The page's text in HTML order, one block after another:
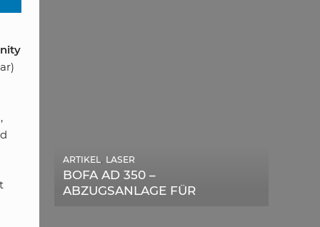
BOFA AD 350 –
ABZUGSANLAGE FÜR
ARTIKEL, LASER
DIE BEDEUTENDSTEN
SCHRITTE ZUR
ARTIKEL, SONSTIGE